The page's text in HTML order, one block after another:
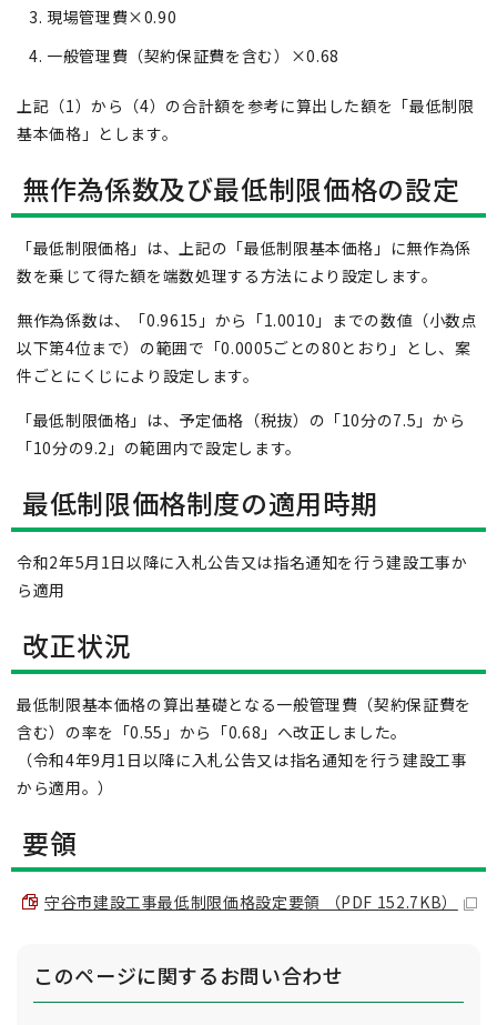
現場管理費×0.90
一般管理費（契約保証費を含む）×0.68
上記（1）から（4）の合計額を参考に算出した額を「最低制限
基本価格」とします。
無作為係数及び最低制限価格の設定
「最低制限価格」は、上記の「最低制限基本価格」に無作為係
数を乗じて得た額を端数処理する方法により設定します。
無作為係数は、「0.9615」から「1.0010」までの数値（小数点
以下第4位まで）の範囲で「0.0005ごとの80とおり」とし、案
件ごとにくじにより設定します。
「最低制限価格」は、予定価格（税抜）の「10分の7.5」から
「10分の9.2」の範囲内で設定します。
最低制限価格制度の適用時期
令和2年5月1日以降に入札公告又は指名通知を行う建設工事か
ら適用
改正状況
最低制限基本価格の算出基礎となる一般管理費（契約保証費を
含む）の率を「0.55」から「0.68」へ改正しました。
（令和4年9月1日以降に入札公告又は指名通知を行う建設工事
から適用。）
要領
守谷市建設工事最低制限価格設定要領 （PDF 152.7KB）
このページに関するお問い合わせ